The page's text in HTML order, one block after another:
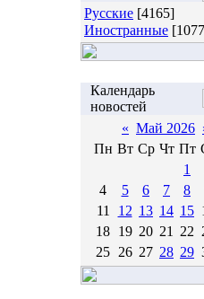
Русские [4165]
Иностранные
Календарь
новостей
« Май 2026
Пн Вт Ср Чт Пт
1
4
5 6 7 8
11
12 13 14 15
18 19 20 21 22
25 26 27 28 29